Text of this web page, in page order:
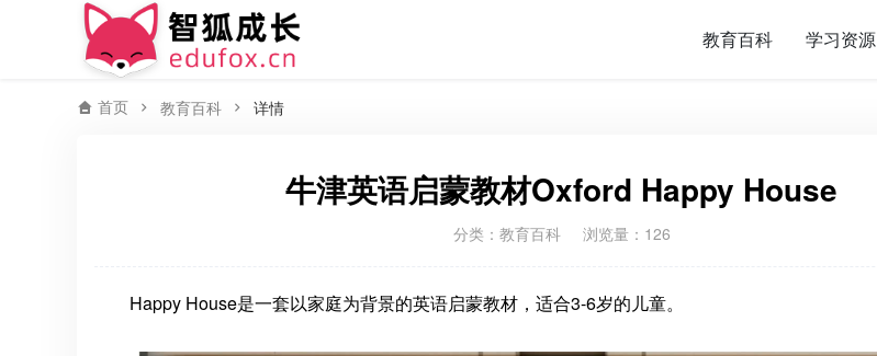
教育百科 学习资源
首页 教育百科 详情
牛津英语启蒙教材Oxford Happy House
分类： 教育百科 浏览量：126
Happy House是一套以家庭为背景的英语启蒙教材，适合3-6岁的儿童。